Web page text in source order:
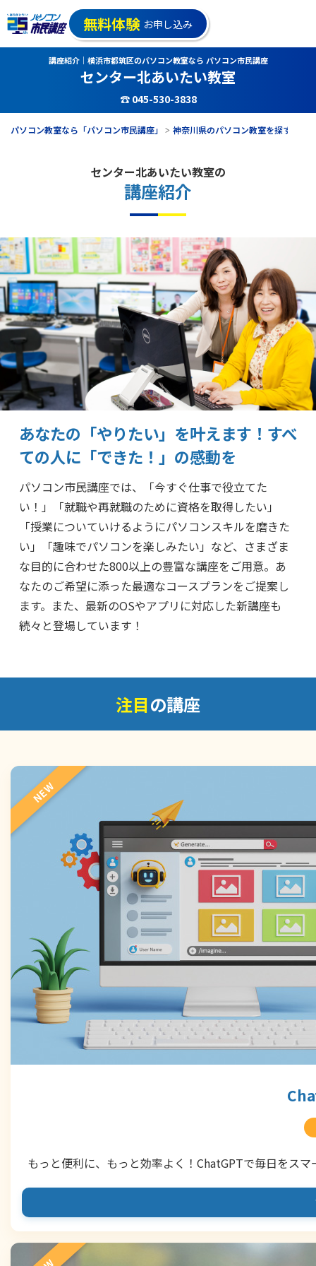
無料体験 お申し込み
講座紹介｜横浜市都筑区のパソコン教室なら パソコン市民講座
センター北あいたい教室
☎ 045-530-3838
パソコン教室なら「パソコン市民講座」 神奈川県のパソコン教室を探す
センター北あいたい教室の
講座紹介
あなたの「やりたい」を叶えます！ すべ
ての人に「できた！」の感動を
パソコン市民講座では、「今すぐ仕事で役立てた
い！」「就職や再就職のために資格を取得したい」
「授業についていけるようにパソコンスキルを磨きた
い」「趣味でパソコンを楽しみたい」など、さまざま
な目的に合わせた800以上の豊富な講座をご用意。あ
なたのご希望に添った最適なコースプランをご提案し
ます。また、最新のOSやアプリに対応した新講座も
続々と登場しています！
注目の講座
NEW
もっと便利に、もっと効率よく！ChatGPTで毎日をスマ